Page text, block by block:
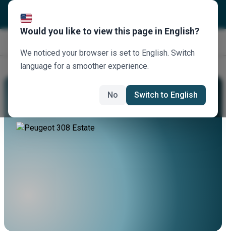
Mieten Sie Einen Peugeot 308 Estate
Would you like to view this page in English?
We noticed your browser is set to English. Switch
language for a smoother experience.
No Switch to English